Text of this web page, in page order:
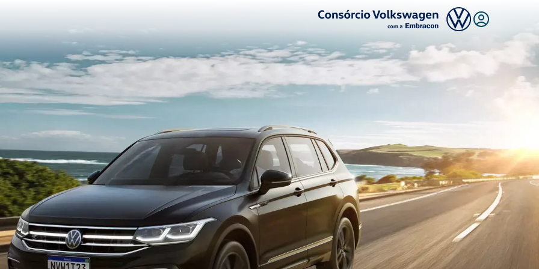
Logo Consórcio Volkswagen com a Embracon